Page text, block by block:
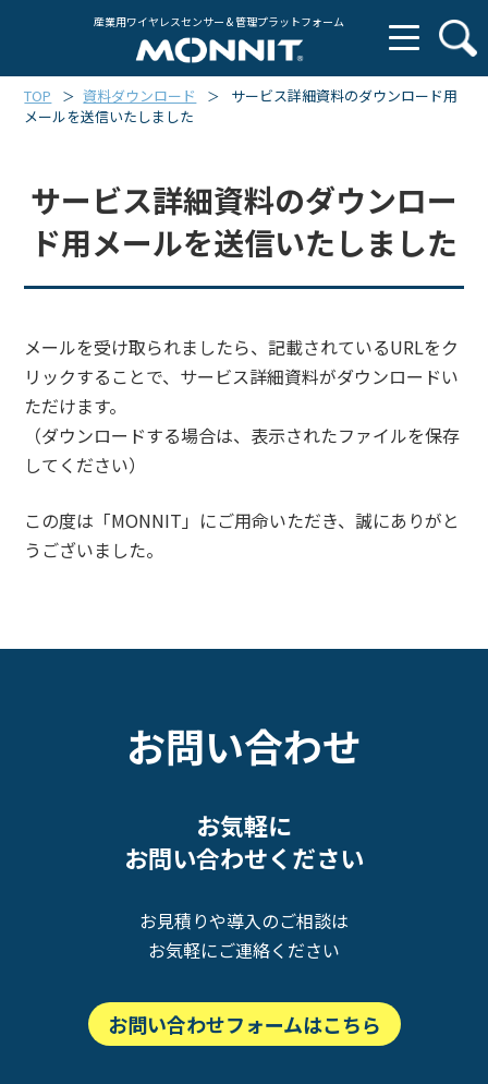
産業用ワイヤレスセンサー & 管理プラットフォーム
TOP ＞ 資料ダウンロード ＞
サービス詳細資料のダウンロード用
メールを送信いたしました
サービス詳細資料のダウンロー
ド用メールを送信いたしました
メールを受け取られましたら、記載されているURLをク
リックすることで、サービス詳細資料がダウンロードい
ただけます。
（ダウンロードする場合は、表示されたファイルを保存
してください）
この度は「MONNIT」にご用命いただき、誠にありがと
うございました。
お問い合わせ
お気軽に
お問い合わせください
お見積りや導入のご相談は
お気軽にご連絡ください
お問い合わせフォームはこちら